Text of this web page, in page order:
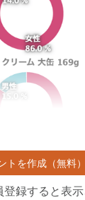
トを作成（無料）
録すると表